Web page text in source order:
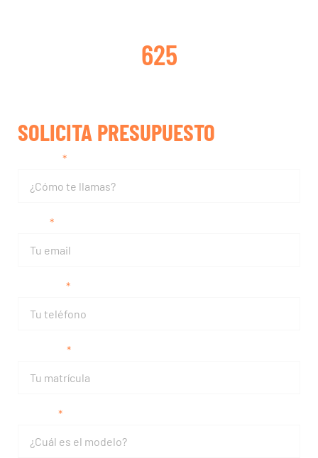
SOLICITA PRESUPUESTO
625